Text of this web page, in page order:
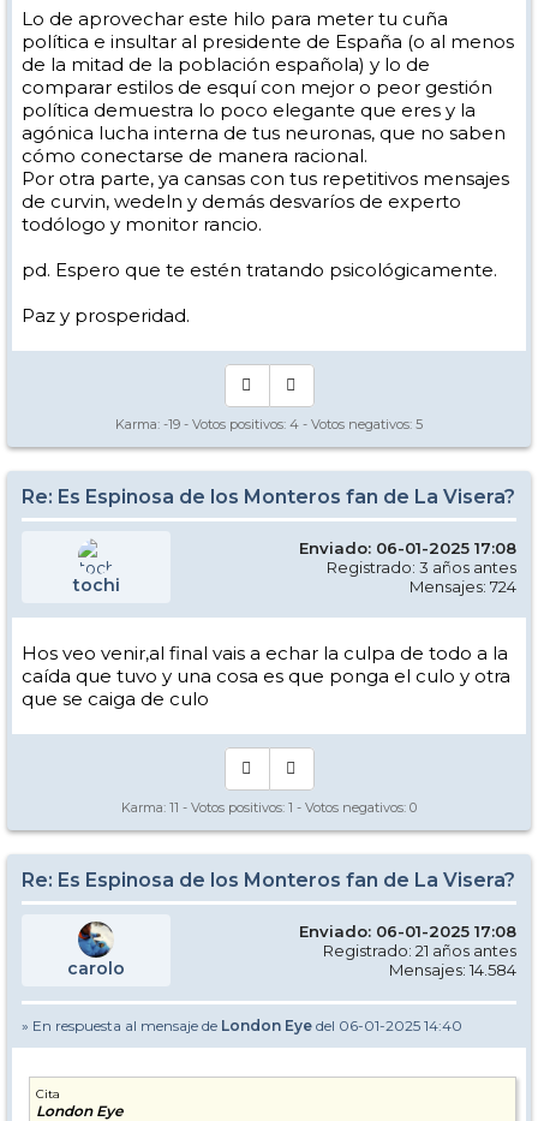
Mientras no haya ley en este mundo del esquí, aparte de los
cazaporretas, no hay nada.
El esquí corrupto está al acecho. Por todas partes donde haya parnè.
Los implicados hablan de un montón de técnicas diferentes, hoy
están en casa.
Al menos estos días que no se ve na.
Los corruptos y contaminados del carving, o no esquian o van en
giro corto, que ya es algo.
Pero no culpamos a los empresarios de las escuelas, ganan más con
los dadores de clase que la junta de Andalucía autoriza.
esquí estaría más controlada, supongo.
Es que me gusta criticar a los culpables de nuestras desgracias.
Lo de aprovechar este hilo para meter tu cuña
política e insultar al presidente de España (o al menos
de la mitad de la población española) y lo de
comparar estilos de esquí con mejor o peor gestión
política demuestra lo poco elegante que eres y la
agónica lucha interna de tus neuronas, que no saben
cómo conectarse de manera racional.
Por otra parte, ya cansas con tus repetitivos mensajes
de curvin, wedeln y demás desvaríos de experto
todólogo y monitor rancio.
pd. Espero que te estén tratando psicológicamente.
Paz y prosperidad.
Karma: -19 - Votos positivos: 4 - Votos negativos: 5
Re: Es Espinosa de los Monteros fan de La Visera?
tochi
Enviado: 06-01-2025 17:08
Registrado: 3 años antes
Mensajes: 724
Hos veo venir,al final vais a echar la culpa de todo a la
caída que tuvo y una cosa es que ponga el culo y otra
que se caiga de culo
Karma: 11 - Votos positivos: 1 - Votos negativos: 0
Re: Es Espinosa de los Monteros fan de La Visera?
carolo
Enviado: 06-01-2025 17:08
Registrado: 21 años antes
Mensajes: 14.584
» En respuesta al mensaje de London Eye del 06-01-2025 14:40
Cita
London Eye